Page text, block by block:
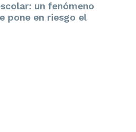
un fenómeno
pone en riesgo el